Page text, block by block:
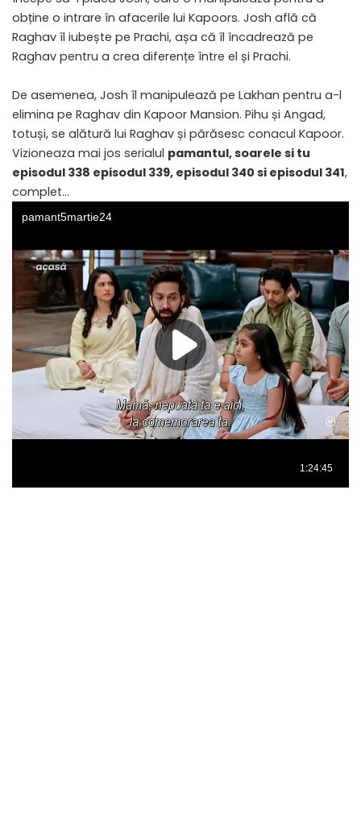
obține o intrare în afacerile lui Kapoors. Josh află că
Raghav îl iubește pe Prachi, așa că îl încadrează pe
Raghav pentru a crea diferențe între el și Prachi.
De asemenea, Josh îl manipulează pe Lakhan pentru a-l
elimina pe Raghav din Kapoor Mansion. Pihu și Angad,
totuși, se alătură lui Raghav și părăsesc conacul Kapoor.
Vizioneaza mai jos serialul pamantul, soarele si tu
episodul 338 episodul 339, episodul 340 si episodul 341,
complet…